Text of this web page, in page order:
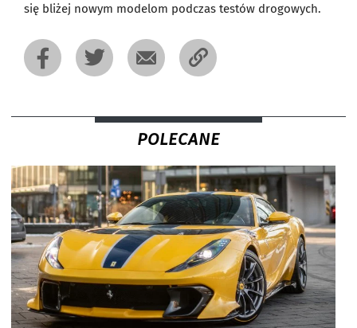
się bliżej nowym modelom podczas testów drogowych.
POLECANE